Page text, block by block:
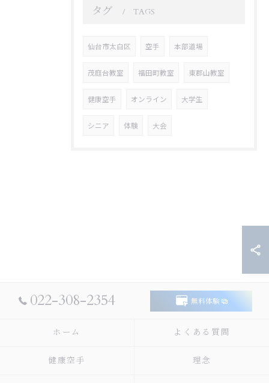
タグ TAGS
仙台市太白区 空手 本部道場
茂庭台教室 福田町教室 東郡山教室
健康空手 オンライン 大学生
シニア 体験 大会
022-308-2354 無料体験
ホーム よくある質問
健康空手 理念